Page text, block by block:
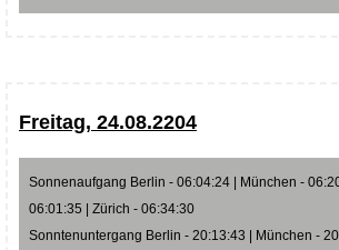
Freitag, 24.08.2204
Sonnenaufgang Berlin - 06:04:24 | München -
06:01:35 | Zürich - 06:34:30
Sonntenuntergang Berlin - 20:13:43 | München -